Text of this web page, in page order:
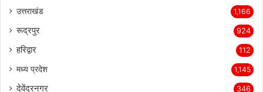
उत्तराखंड 1,166
रूद्रपुर 924
हरिद्वार 112
मध्य प्रदेश 1,145
देवेंद्रनगर 346